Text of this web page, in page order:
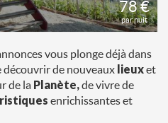
78 €
par nuit
vous plonge déjà dans
découvrir de nouveaux lieuxet
de la Planète,de vivre de
enrichissantes et